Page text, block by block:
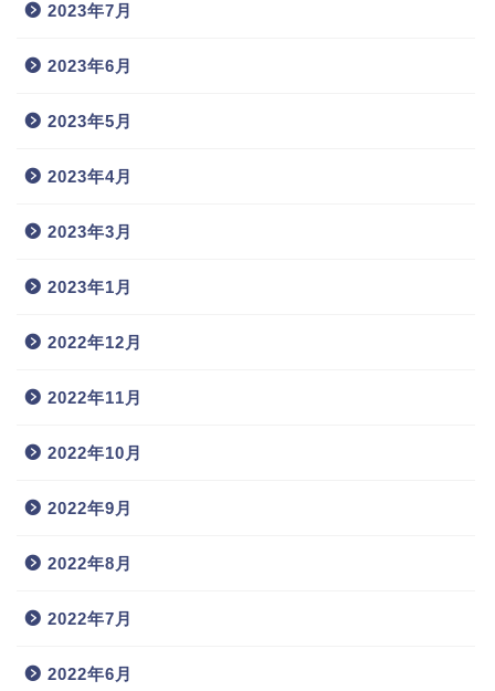
2023年7月
2023年6月
2023年5月
2023年4月
2023年3月
2023年1月
2022年12月
2022年11月
2022年10月
2022年9月
2022年8月
2022年7月
2022年6月